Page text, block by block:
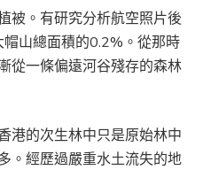
被。有研究分析航空照片後
山總面積的0.2%。從那時
從一條偏遠河谷殘存的森林
港的次生林中只是原始林中
。經歷過嚴重水土流失的地